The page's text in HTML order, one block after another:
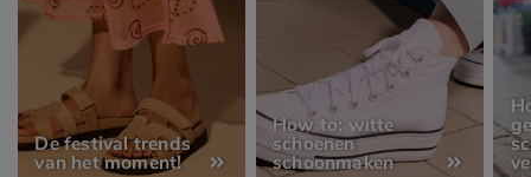
De festival trends
van het moment!
How to: witte
schoenen
schoonmaken